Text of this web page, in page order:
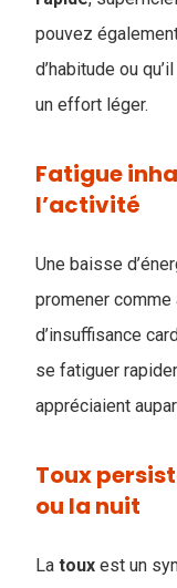
pouvez
d’habitude ou
un effort léger.
Fatigue
l’activité
Une baisse
promener
d’insuffisance
se fatiguer
appréciaient
Toux
ou la nuit
La toux est un